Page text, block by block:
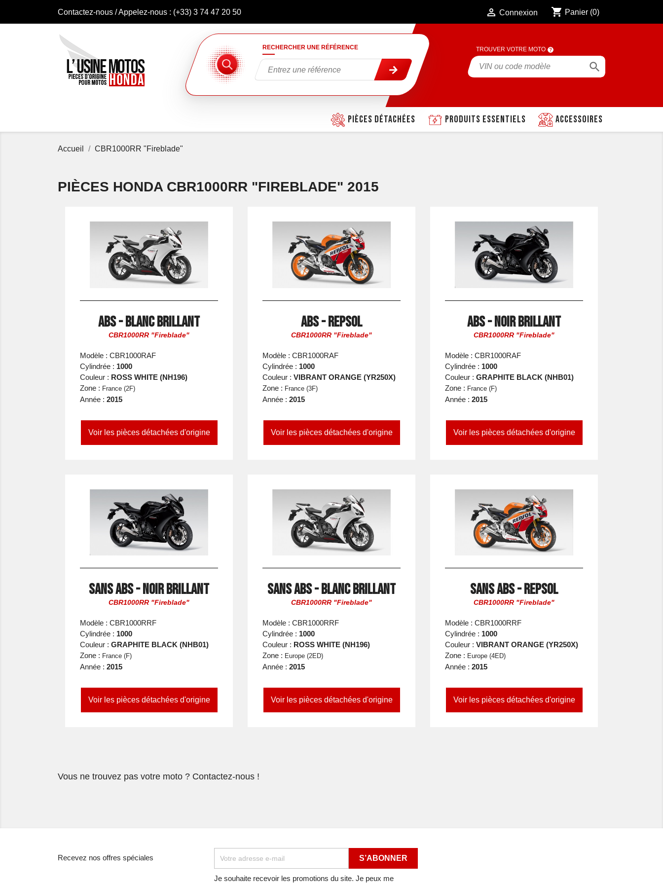
Contactez-nous / Appelez-nous : (+33) 3 74 47 20 50  Connexion shopping_cart Panier (0)
RECHERCHER UNE RÉFÉRENCE TROUVER VOTRE MOTO

Accessoires
Produits essentiels
Pièces détachées
Accueil CBR1000RR "Fireblade"
PIÈCES HONDA CBR1000RR "FIREBLADE" 2015
ABS - Blanc Brillant
CBR1000RR "Fireblade"
Modèle : CBR1000RAF
Cylindrée : 1000
Couleur : ROSS WHITE (NH196)
Zone : France (2F)
Année : 2015
Voir les pièces détachées d'origine
ABS - Repsol
CBR1000RR "Fireblade"
Modèle : CBR1000RAF
Cylindrée : 1000
Couleur : VIBRANT ORANGE (YR250X)
Zone : France (3F)
Année : 2015
Voir les pièces détachées d'origine
ABS - Noir Brillant
CBR1000RR "Fireblade"
Modèle : CBR1000RAF
Cylindrée : 1000
Couleur : GRAPHITE BLACK (NHB01)
Zone : France (F)
Année : 2015
Voir les pièces détachées d'origine
Sans ABS - Noir Brillant
CBR1000RR "Fireblade"
Modèle : CBR1000RRF
Cylindrée : 1000
Couleur : GRAPHITE BLACK (NHB01)
Zone : France (F)
Année : 2015
Voir les pièces détachées d'origine
Sans ABS - Blanc Brillant
CBR1000RR "Fireblade"
Modèle : CBR1000RRF
Cylindrée : 1000
Couleur : ROSS WHITE (NH196)
Zone : Europe (2ED)
Année : 2015
Voir les pièces détachées d'origine
Sans ABS - Repsol
CBR1000RR "Fireblade"
Modèle : CBR1000RRF
Cylindrée : 1000
Couleur : VIBRANT ORANGE (YR250X)
Zone : Europe (4ED)
Année : 2015
Voir les pièces détachées d'origine
Vous ne trouvez pas votre moto ? Contactez-nous !
Recevez nos offres spéciales
Je souhaite recevoir les promotions du site. Je peux me